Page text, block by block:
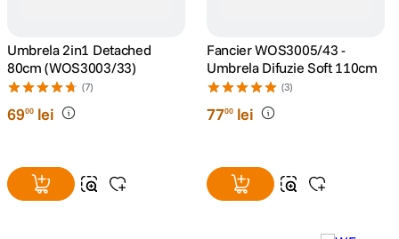
9. dji mic mini
10. dji osmo pocket 4
Umbrela 2in1 Detached
80cm (WOS3003/33)
(7)
6900 lei
Fancier WOS3005/43 -
Umbrela Difuzie Soft 110cm
(3)
7700 lei